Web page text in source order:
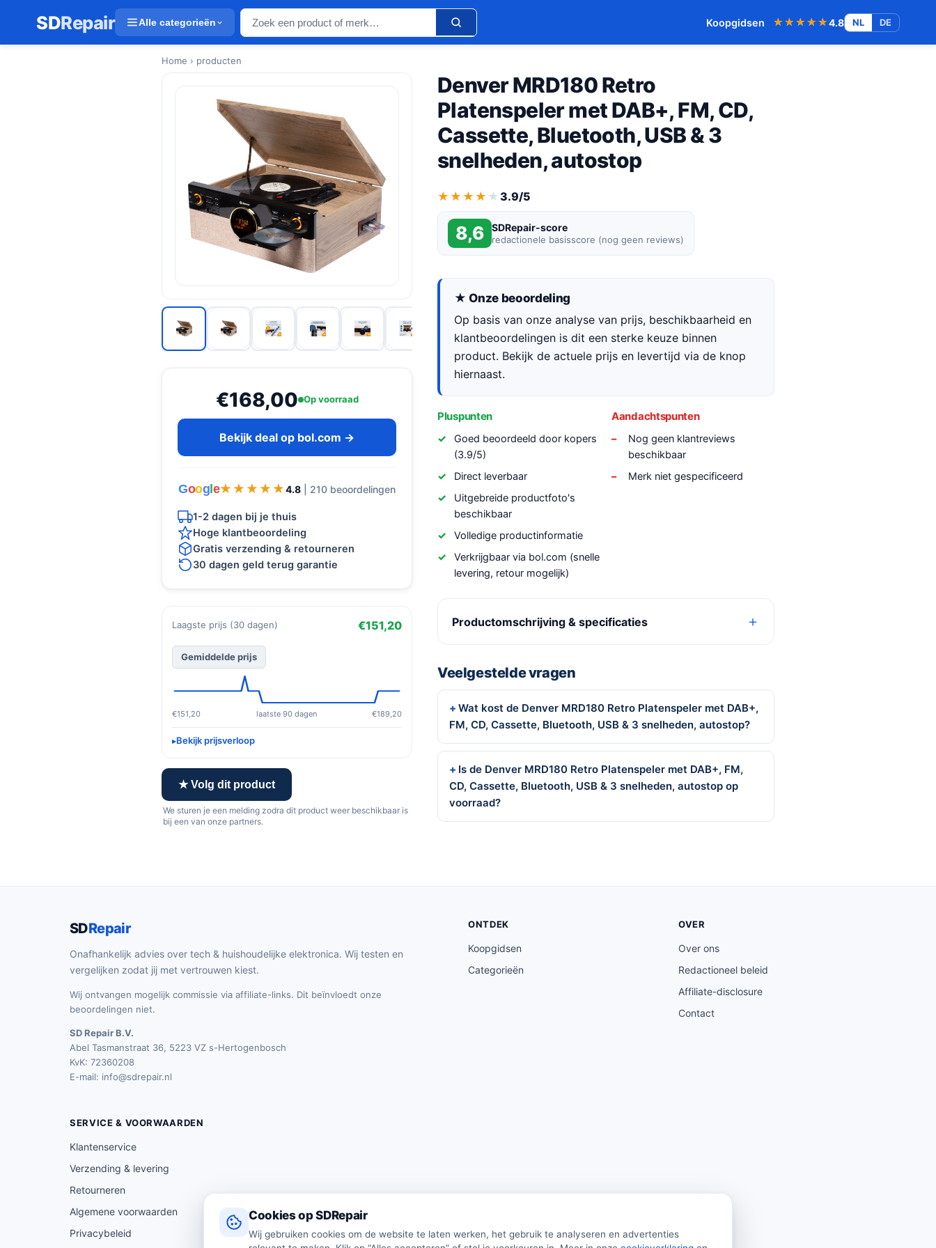
Cookies op SDRepair
Wij gebruiken cookies om de website te laten werken, het gebruik te analyseren en advertenties
SDRepair Alle categorieën Koopgidsen ★★★★★
★★★★★4.8 NL DE
Home › producten
€168,00 Op voorraad
Bekijk deal op bol.com →
Google★★★★★
★★★★★ 4.8 | 210 beoordelingen
1-2 dagen bij je thuis
Hoge klantbeoordeling
Gratis verzending & retourneren
30 dagen geld terug garantie
Laagste prijs (30 dagen) €151,20
Gemiddelde prijs
€151,20 laatste 90 dagen €189,20
Bekijk prijsverloop
★ Volg dit product
We sturen je een melding zodra dit product weer beschikbaar is
bij een van onze partners.
Denver MRD180 Retro
Platenspeler met DAB+, FM, CD,
Cassette, Bluetooth, USB & 3
snelheden, autostop
★★★★★
★★★★★ 3.9/5
8,6 SDRepair-score
redactionele basisscore (nog geen reviews)
★ Onze beoordeling
Op basis van onze analyse van prijs, beschikbaarheid en
klantbeoordelingen is dit een sterke keuze binnen
product. Bekijk de actuele prijs en levertijd via de knop
hiernaast.
Pluspunten
Goed beoordeeld door kopers
(3.9/5)
Direct leverbaar
Uitgebreide productfoto's
beschikbaar
Volledige productinformatie
Verkrijgbaar via bol.com (snelle
levering, retour mogelijk)
Aandachtspunten
Nog geen klantreviews
beschikbaar
Merk niet gespecificeerd
Productomschrijving & specificaties
Veelgestelde vragen
Wat kost de Denver MRD180 Retro Platenspeler met DAB+,
FM, CD, Cassette, Bluetooth, USB & 3 snelheden, autostop?
Is de Denver MRD180 Retro Platenspeler met DAB+, FM,
CD, Cassette, Bluetooth, USB & 3 snelheden, autostop op
voorraad?
SDRepair
Onafhankelijk advies over tech & huishoudelijke elektronica. Wij testen en
vergelijken zodat jij met vertrouwen kiest.
Wij ontvangen mogelijk commissie via affiliate-links. Dit beïnvloedt onze
beoordelingen niet.
SD Repair B.V.
Abel Tasmanstraat 36, 5223 VZ s-Hertogenbosch
KvK: 72360208
E-mail: info@sdrepair.nl
ONTDEK
Koopgidsen
Categorieën
OVER
Over ons
Redactioneel beleid
Affiliate-disclosure
Contact
SERVICE & VOORWAARDEN
Klantenservice
Verzending & levering
Retourneren
Algemene voorwaarden
Privacybeleid